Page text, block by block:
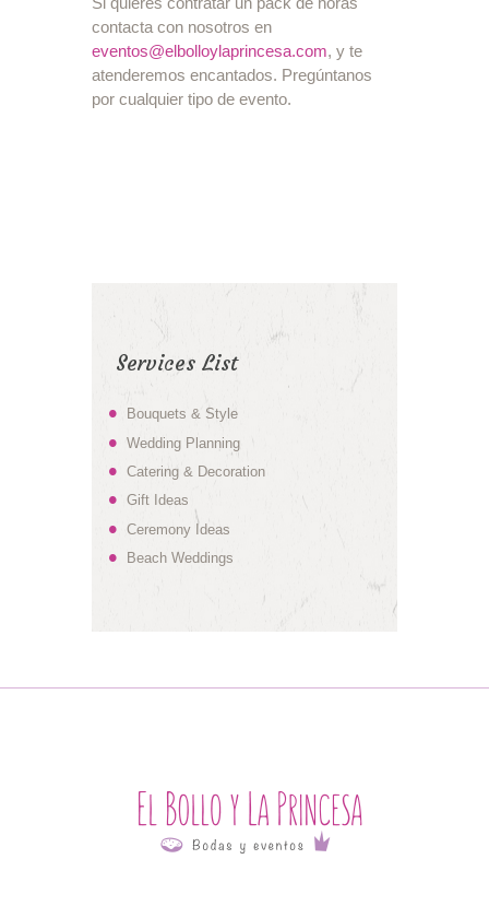
contacta con nosotros en
eventos@elbolloylaprincesa.com, y te
atenderemos encantados. Pregúntanos
por cualquier tipo de evento.
Services List
Bouquets & Style
Wedding Planning
Catering & Decoration
Gift Ideas
Ceremony Ideas
Beach Weddings